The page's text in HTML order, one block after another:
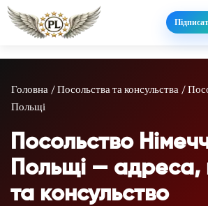
Головна /Посольства та консульства /
Польщі
Посольство
Польщі — адреса,
та консульство